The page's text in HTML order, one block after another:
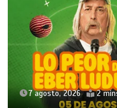
7 agosto, 2026 2